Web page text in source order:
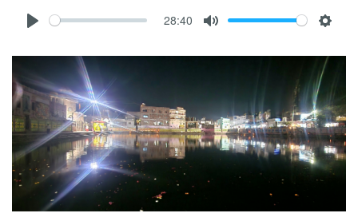
l
a
y
28:40
u
e
t
i
n
g
s